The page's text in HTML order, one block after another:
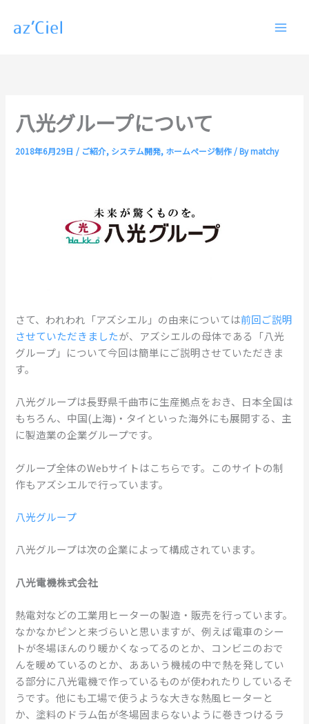
八光グループについて
2018年6月29日 / ご紹介, システム開発, ホームページ制作 / Bymatchy
さて、われわれ「アズシエル」の由来については前回ご説明
させていただきましたが、アズシエルの母体である「八光
グループ」について今回は簡単にご説明させていただきま
す。
八光グループは長野県千曲市に生産拠点をおき、日本全国は
もちろん、中国(上海)・タイといった海外にも展開する、主
に製造業の企業グループです。
グループ全体のWebサイトはこちらです。このサイトの制
作もアズシエルで行っています。
八光グループ
八光グループは次の企業によって構成されています。
八光電機株式会社
熱電対などの工業用ヒーターの製造・販売を行っています。
なかなかピンと来づらいと思いますが、例えば電車のシー
トが冬場ほんのり暖かくなってるのとか、コンビニのおで
んを暖めているのとか、ああいう機械の中で熱を発してい
る部分に八光電機で作っているものが使われたりしているそ
うです。他にも工場で使うような大きな熱風ヒーターと
か、塗料のドラム缶が冬場固まらないように巻きつけるラ